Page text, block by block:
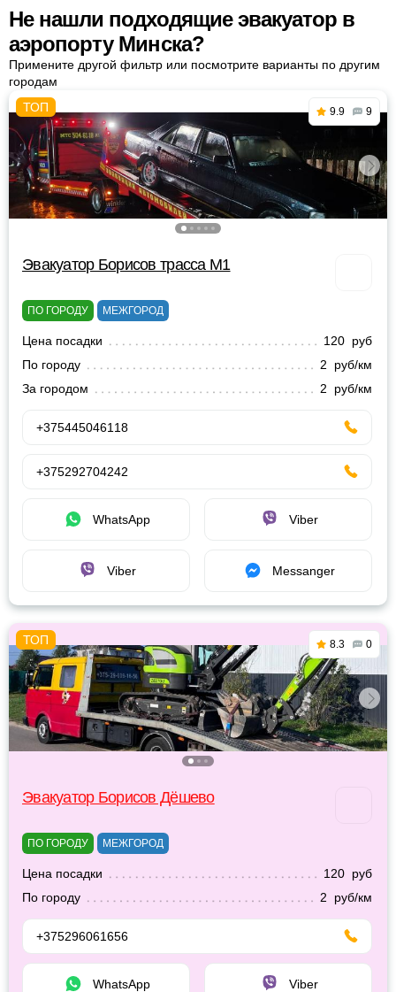
Не нашли подходящие эвакуатор в
аэропорту Минска?
Примените другой фильтр или посмотрите варианты по другим
городам
9.9 9
Эвакуатор Борисов трасса М1
ПО ГОРОДУ МЕЖГОРОД
Цена посадки
120 руб
По городу
2 руб/км
За городом
2 руб/км
+375445046118
+375292704242
WhatsApp Viber
Viber Messanger
8.3 0
Эвакуатор Борисов Дёшево
ПО ГОРОДУ МЕЖГОРОД
Цена посадки
120 руб
По городу
2 руб/км
+375296061656
WhatsApp Viber